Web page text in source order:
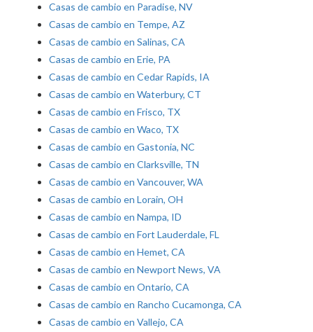
Casas de cambio en Paradise, NV
Casas de cambio en Tempe, AZ
Casas de cambio en Salinas, CA
Casas de cambio en Erie, PA
Casas de cambio en Cedar Rapids, IA
Casas de cambio en Waterbury, CT
Casas de cambio en Frisco, TX
Casas de cambio en Waco, TX
Casas de cambio en Gastonia, NC
Casas de cambio en Clarksville, TN
Casas de cambio en Vancouver, WA
Casas de cambio en Lorain, OH
Casas de cambio en Nampa, ID
Casas de cambio en Fort Lauderdale, FL
Casas de cambio en Hemet, CA
Casas de cambio en Newport News, VA
Casas de cambio en Ontario, CA
Casas de cambio en Rancho Cucamonga, CA
Casas de cambio en Vallejo, CA